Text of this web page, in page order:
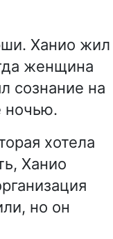
Ханио жил
женщина
сознание на
ночью.
хотела
Ханио
но он